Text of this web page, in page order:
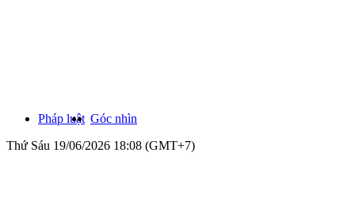
Pháp luật Góc nhìn
Thứ Sáu 19/06/2026 18:08 (GMT+7)